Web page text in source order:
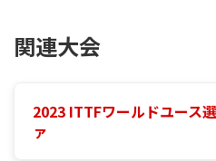
関連大会
2023 ITTFワールドユース
ァ